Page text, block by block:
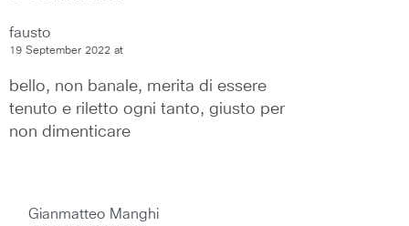
fausto
19 September 2022 at
bello, non banale, merita di essere
tenuto e riletto ogni tanto, giusto per
non dimenticare
Gianmatteo Manghi